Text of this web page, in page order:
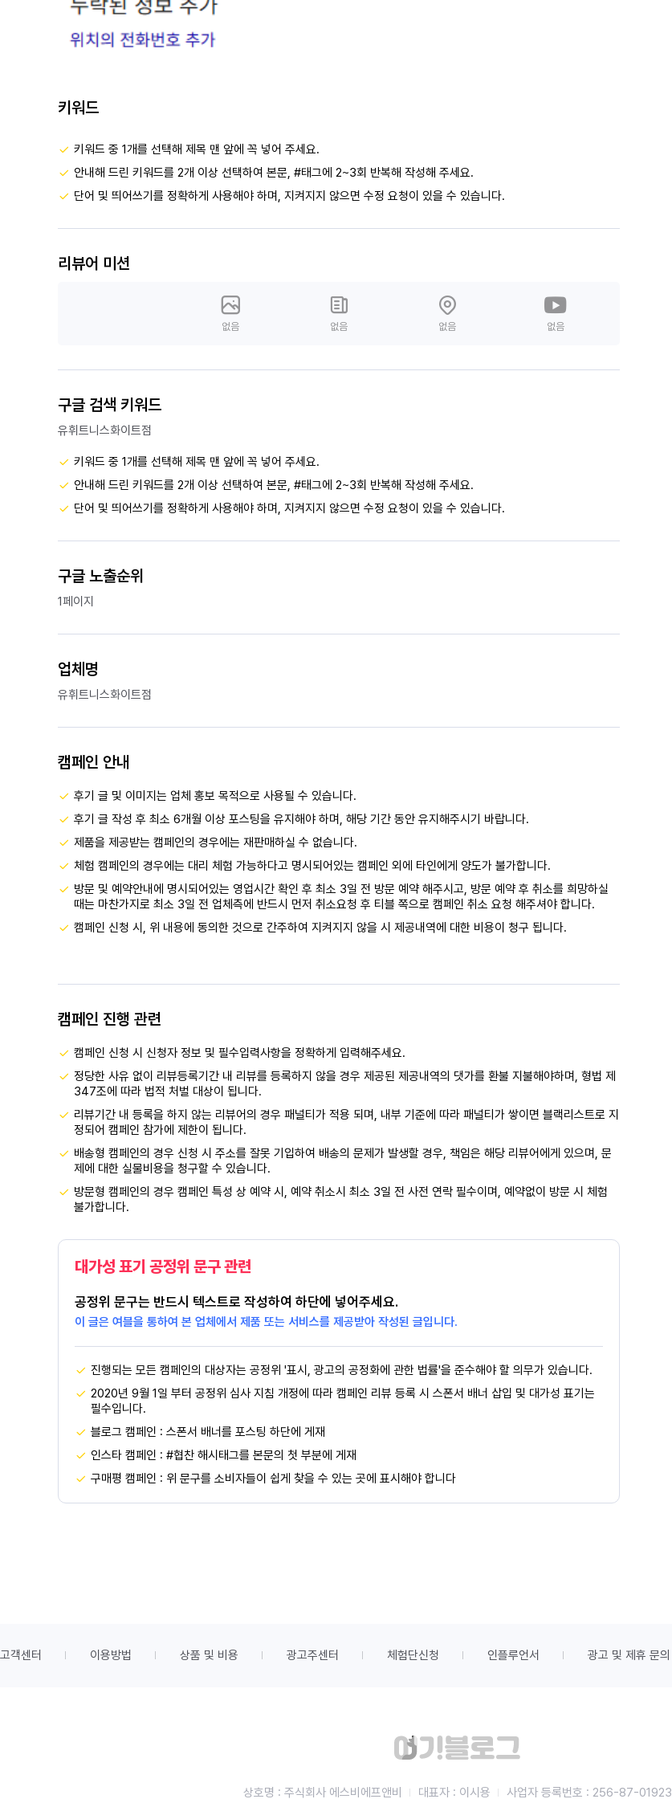
키워드
키워드 중 1개를 선택해 제목 맨 앞에 꼭 넣어 주세요.
안내해 드린 키워드를 2개 이상 선택하여 본문, #태그에 2~3회 반복해 작성해 주세요.
단어 및 띄어쓰기를 정확하게 사용해야 하며, 지켜지지 않으면 수정 요청이 있을 수 있습니다.
리뷰어 미션
없음 없음 없음 없음
구글 검색 키워드
유휘트니스화이트점
키워드 중 1개를 선택해 제목 맨 앞에 꼭 넣어 주세요.
안내해 드린 키워드를 2개 이상 선택하여 본문, #태그에 2~3회 반복해 작성해 주세요.
단어 및 띄어쓰기를 정확하게 사용해야 하며, 지켜지지 않으면 수정 요청이 있을 수 있습니다.
구글 노출순위
1페이지
업체명
유휘트니스화이트점
캠페인 안내
후기 글 및 이미지는 업체 홍보 목적으로 사용될 수 있습니다.
후기 글 작성 후 최소 6개월 이상 포스팅을 유지해야 하며, 해당 기간 동안 유지해주시기 바랍니다.
제품을 제공받는 캠페인의 경우에는 재판매하실 수 없습니다.
체험 캠페인의 경우에는 대리 체험 가능하다고 명시되어있는 캠페인 외에 타인에게 양도가 불가합니다.
방문 및 예약안내에 명시되어있는 영업시간 확인 후 최소 3일 전 방문 예약 해주시고, 방문 예약 후 취소를 희망하실
때는 마찬가지로 최소 3일 전 업체측에 반드시 먼저 취소요청 후 티블 쪽으로 캠페인 취소 요청 해주셔야 합니다.
캠페인 신청 시, 위 내용에 동의한 것으로 간주하여 지켜지지 않을 시 제공내역에 대한 비용이 청구 됩니다.
캠페인 진행 관련
캠페인 신청 시 신청자 정보 및 필수입력사항을 정확하게 입력해주세요.
정당한 사유 없이 리뷰등록기간 내 리뷰를 등록하지 않을 경우 제공된 제공내역의 댓가를 환불 지불해야하며, 형법 제
347조에 따라 법적 처벌 대상이 됩니다.
리뷰기간 내 등록을 하지 않는 리뷰어의 경우 패널티가 적용 되며, 내부 기준에 따라 패널티가 쌓이면 블랙리스트로 지
정되어 캠페인 참가에 제한이 됩니다.
배송형 캠페인의 경우 신청 시 주소를 잘못 기입하여 배송의 문제가 발생할 경우, 책임은 해당 리뷰어에게 있으며, 문
제에 대한 실물비용을 청구할 수 있습니다.
방문형 캠페인의 경우 캠페인 특성 상 예약 시, 예약 취소시 최소 3일 전 사전 연락 필수이며, 예약없이 방문 시 체험
불가합니다.
대가성 표기 공정위 문구 관련
공정위 문구는 반드시 텍스트로 작성하여 하단에 넣어주세요.
이 글은 여블을 통하여 본 업체에서 제품 또는 서비스를 제공받아 작성된 글입니다.
진행되는 모든 캠페인의 대상자는 공정위 '표시, 광고의 공정화에 관한 법률'을 준수해야 할 의무가 있습니다.
2020년 9월 1일 부터 공정위 심사 지침 개정에 따라 캠페인 리뷰 등록 시 스폰서 배너 삽입 및 대가성 표기는
필수입니다.
블로그 캠페인 : 스폰서 배너를 포스팅 하단에 게재
인스타 캠페인 : #협찬 해시태그를 본문의 첫 부분에 게재
구매평 캠페인 : 위 문구를 소비자들이 쉽게 찾을 수 있는 곳에 표시해야 합니다
고객센터 이용방법 상품 및 비용 광고주센터 체험단신청 인플루언서 광고 및 제휴 문의
상호명 : 주식회사 에스비에프앤비 대표자 : 이시용 사업자 등록번호 : 256-87-01923